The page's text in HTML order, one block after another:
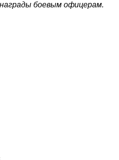
боевым офицерам.